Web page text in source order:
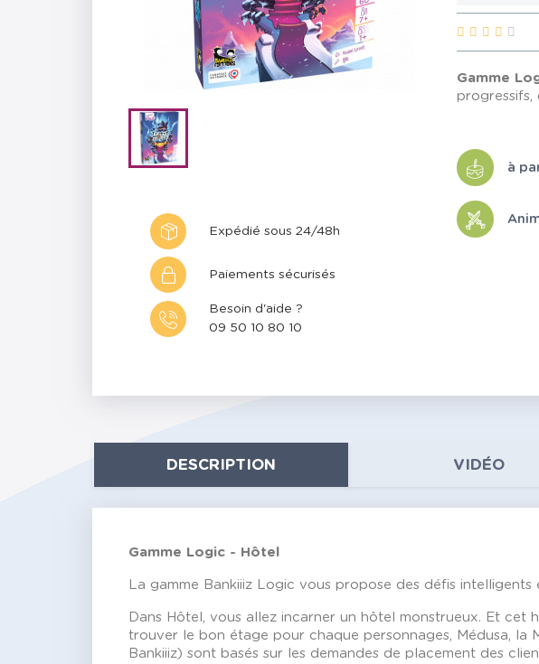
Expédié sous 24/48h
Paiements sécurisés
Besoin d'aide ?
09 50 10 80 10
Gamme
progressifs,
à
DESCRIPTION VIDÉO
Gamme Logic - Hôtel
La gamme Bankiiiz Logic vous propose des défis
Dans Hôtel, vous allez incarner un hôtel monstrueux. Et
trouver le bon étage pour chaque personnages, Médusa, la
Bankiiiz) sont basés sur les demandes de placement des